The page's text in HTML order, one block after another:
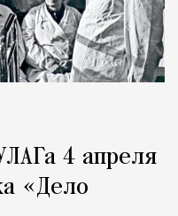
4 апреля
«Дело